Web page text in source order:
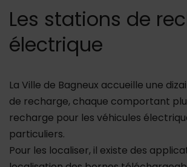
Les stations de
électrique
La Ville de Bagneux accueille une
de recharge, chaque comportant
recharge pour les véhicules
particuliers.
Pour les localiser, il existe des